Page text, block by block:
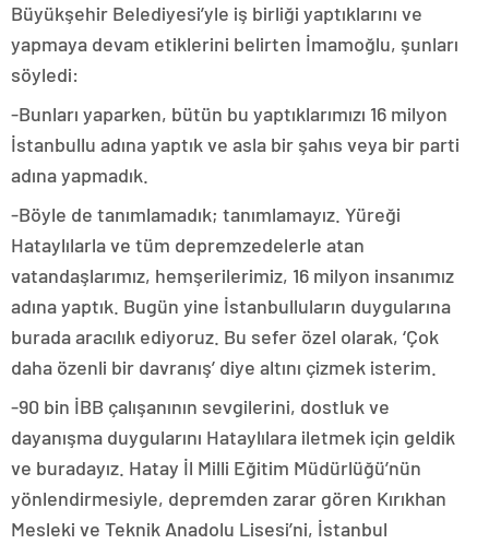
Büyükşehir Belediyesi’yle iş birliği yaptıklarını ve
yapmaya devam etiklerini belirten İmamoğlu, şunları
söyledi:
-Bunları yaparken, bütün bu yaptıklarımızı 16 milyon
İstanbullu adına yaptık ve asla bir şahıs veya bir parti
adına yapmadık.
-Böyle de tanımlamadık; tanımlamayız. Yüreği
Hataylılarla ve tüm depremzedelerle atan
vatandaşlarımız, hemşerilerimiz, 16 milyon insanımız
adına yaptık. Bugün yine İstanbulluların duygularına
burada aracılık ediyoruz. Bu sefer özel olarak, ‘Çok
daha özenli bir davranış’ diye altını çizmek isterim.
-90 bin İBB çalışanının sevgilerini, dostluk ve
dayanışma duygularını Hataylılara iletmek için geldik
ve buradayız. Hatay İl Milli Eğitim Müdürlüğü’nün
yönlendirmesiyle, depremden zarar gören Kırıkhan
Mesleki ve Teknik Anadolu Lisesi’ni, İstanbul